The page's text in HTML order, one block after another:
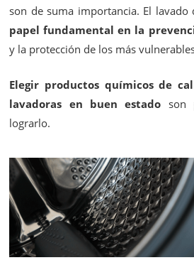
son de suma importancia. El lavado
papel fundamental en la
y la protección de los más
Elegir productos químicos de
lavadoras en buen estado son
lograrlo.